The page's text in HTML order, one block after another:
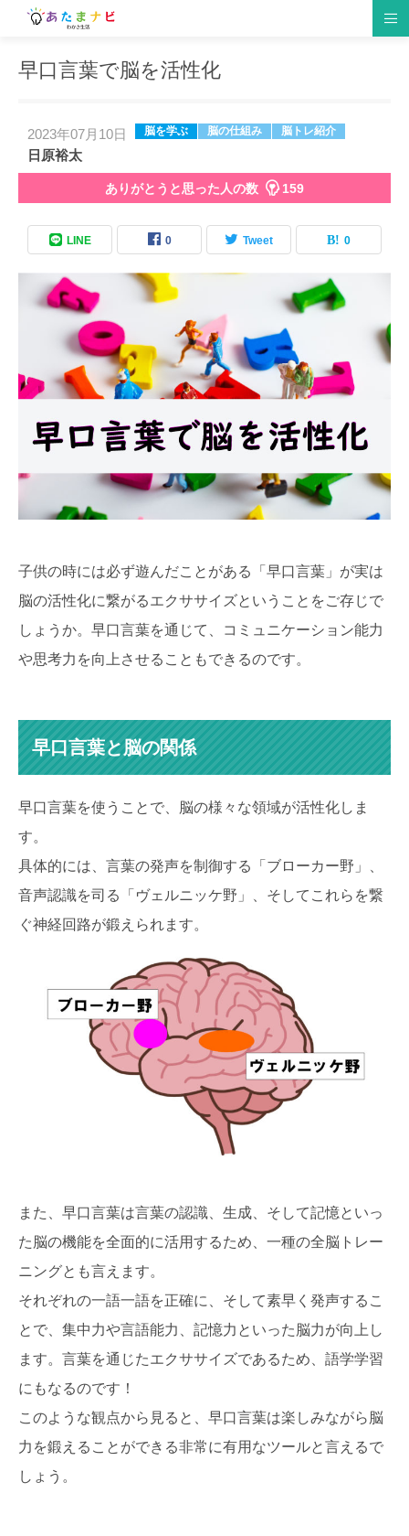
仕事・勉強
早口言葉で脳を活性化
2023年07月10日 脳を学ぶ 脳の仕組み 脳トレ紹介
日原裕太
ありがとうと思った人の数 159
LINE 0 Tweet 0
子供の時には必ず遊んだことがある「早口言葉」が実は
脳の活性化に繋がるエクササイズということをご存じで
しょうか。早口言葉を通じて、コミュニケーション能力
や思考力を向上させることもできるのです。
早口言葉と脳の関係
早口言葉を使うことで、脳の様々な領域が活性化しま
す。
具体的には、言葉の発声を制御する「ブローカー野」、
音声認識を司る「ヴェルニッケ野」、そしてこれらを繋
ぐ神経回路が鍛えられます。
また、早口言葉は言葉の認識、生成、そして記憶といっ
た脳の機能を全面的に活用するため、一種の全脳トレー
ニングとも言えます。
それぞれの一語一語を正確に、そして素早く発声するこ
とで、集中力や言語能力、記憶力といった脳力が向上し
ます。言葉を通じたエクササイズであるため、語学学習
にもなるのです！
このような観点から見ると、早口言葉は楽しみながら脳
力を鍛えることができる非常に有用なツールと言えるで
しょう。